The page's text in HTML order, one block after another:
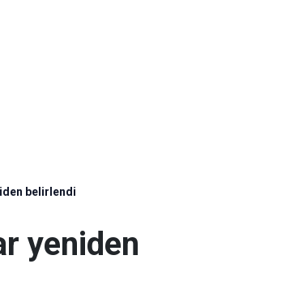
belirlendi
yeniden